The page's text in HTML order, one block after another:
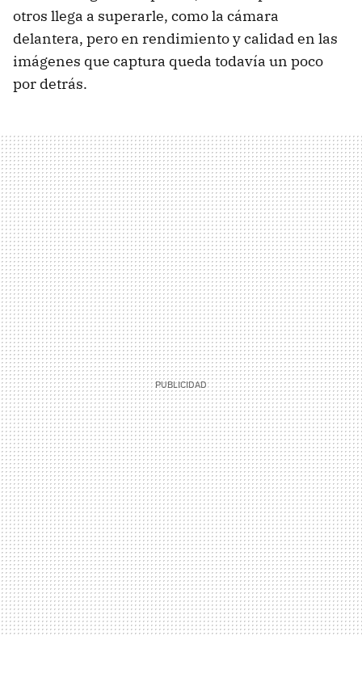
otros llega a superarle, como la cámara
delantera, pero en rendimiento y calidad en las
imágenes que captura queda todavía un poco
por detrás.